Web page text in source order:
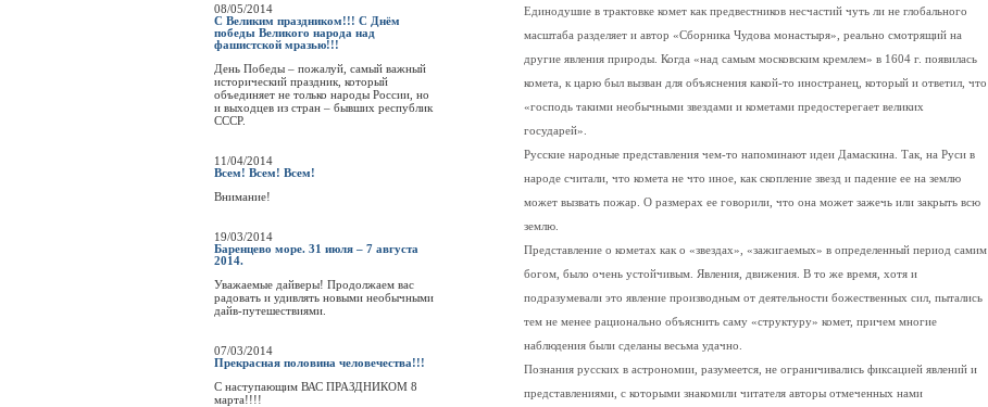
08/05/2014
С Великим праздником!!! С Днём
победы Великого народа над
фашистской мразью!!!
День Победы – пожалуй, самый важный
исторический праздник, который
объединяет не только народы России, но
и выходцев из стран – бывших республик
СССР.
11/04/2014
Всем! Всем! Всем!
Внимание!
19/03/2014
Баренцево море. 31 июля – 7 августа
2014.
Уважаемые дайверы! Продолжаем вас
радовать и удивлять новыми необычными
дайв-путешествиями.
07/03/2014
Прекрасная половина человечества!!!
C наступающим ВАС ПРАЗДНИКОМ 8
марта!!!!
Единодушие в трактовке комет как предвестников несчастий чуть ли не глобального
масштаба разделяет и автор «Сборника Чудова монастыря», реально смотрящий на
другие явления природы. Когда «над самым московским кремлем» в 1604 г. появилась
комета, к царю был вызван для объяснения какой-то иностранец, который и ответил, что
«господь такими необычными звездами и кометами предостерегает великих
государей».
Русские народные представления чем-то напоминают идеи Дамаскина. Так, на Руси в
народе считали, что комета не что иное, как скопление звезд и падение ее на землю
может вызвать пожар. О размерах ее говорили, что она может зажечь или закрыть всю
землю.
Представление о кометах как о «звездах», «зажигаемых» в определенный период самим
богом, было очень устойчивым. Явления, движения. В то же время, хотя и
подразумевали это явление производным от деятельности божественных сил, пытались
тем не менее рационально объяснить саму «структуру» комет, причем многие
наблюдения были сделаны весьма удачно.
Познания русских в астрономии, разумеется, не ограничивались фиксацией явлений и
представлениями, с которыми знакомили читателя авторы отмеченных нами